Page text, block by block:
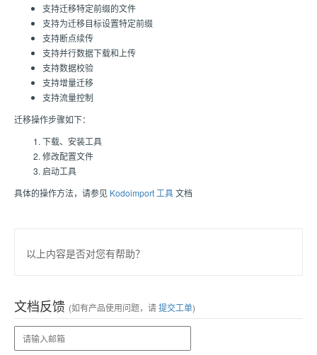
支持迁移特定前缀的文件
支持为迁移目标设置特定前缀
支持断点续传
支持并行数据下载和上传
支持数据校验
支持增量迁移
支持流量控制
迁移操作步骤如下：
下载、安装工具
修改配置文件
启动工具
具体的操作方法，请参见 Kodoimport 工具文档
以上内容是否对您有帮助？
文档反馈 (如有产品使用问题，请提交工单)